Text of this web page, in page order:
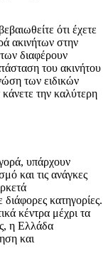
ότι έχετε
ακινήτων στην
διαφέρουν
του ακινήτου
των ειδικών
κάνετε την καλύτερη
υπάρχουν
και τις ανάγκες
κατηγορίες.
κέντρα μέχρι τα
η Ελλάδα
και